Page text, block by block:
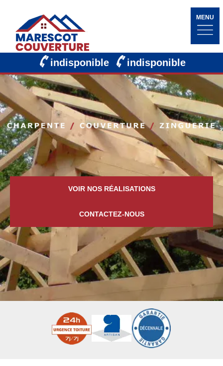
MENU
indisponible indisponible
VOIR NOS RÉALISATIONS
CONTACTEZ-NOUS